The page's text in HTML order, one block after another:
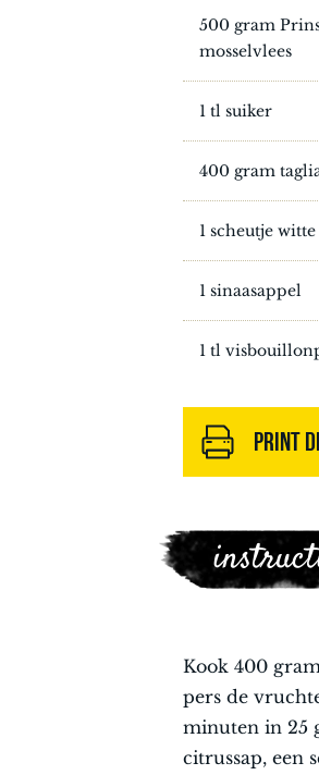
500 gram
mosselvlees
1 tl suiker
400 gram
1 scheutje
1 sinaasappel
1 tl
PRINT
Kook 400
pers de
minuten in 25
citrussap, een